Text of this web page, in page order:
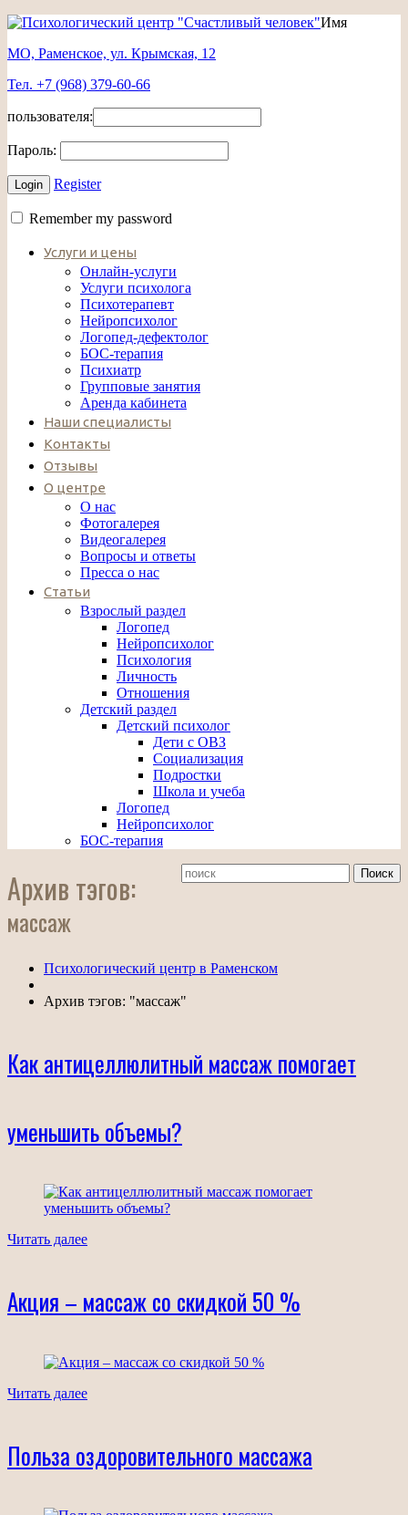
МО, Раменское, ул. Крымская, 12
Тел. +7 (968) 379-60-66
Имя
пользователя:
Пароль:
Register
Remember my password
Услуги и цены
Онлайн-услуги
Услуги психолога
Психотерапевт
Нейропсихолог
Логопед-дефектолог
БОС-терапия
Психиатр
Групповые занятия
Аренда кабинета
Наши специалисты
Контакты
Отзывы
О центре
О нас
Фотогалерея
Видеогалерея
Вопросы и ответы
Пресса о нас
Статьи
Взрослый раздел
Логопед
Нейропсихолог
Психология
Личность
Отношения
Детский раздел
Детский психолог
Дети с ОВЗ
Социализация
Подростки
Школа и учеба
Логопед
Нейропсихолог
БОС-терапия
Архив тэгов:
массаж
Психологический центр в Раменском
Архив тэгов: "массаж"
Как антицеллюлитный массаж помогает
уменьшить объемы?
Читать далее
Акция – массаж со скидкой 50 %
Читать далее
Польза оздоровительного массажа